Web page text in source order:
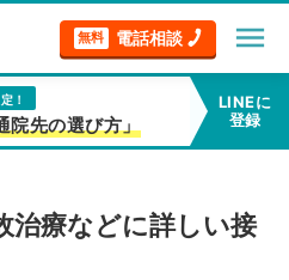
無料 電話相談 menu
！
院先の選び方」
LINEに
登録
治療などに詳しい接